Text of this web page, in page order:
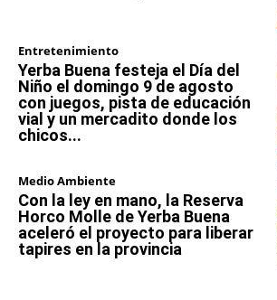
Entretenimiento
Yerba Buena festeja el Día del
Niño el domingo 9 de agosto
con juegos, pista de educación
vial y un mercadito donde los
chicos...
Medio Ambiente
Con la ley en mano, la Reserva
Horco Molle de Yerba Buena
aceleró el proyecto para liberar
tapires en la provincia